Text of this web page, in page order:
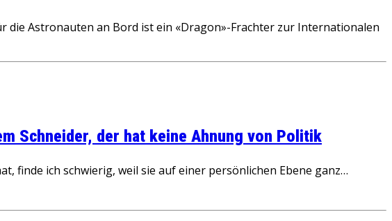
die Astronauten an Bord ist ein «Dragon»-Frachter zur Internationalen
Schneider, der hat keine Ahnung von Politik
finde ich schwierig, weil sie auf einer persönlichen Ebene ganz…